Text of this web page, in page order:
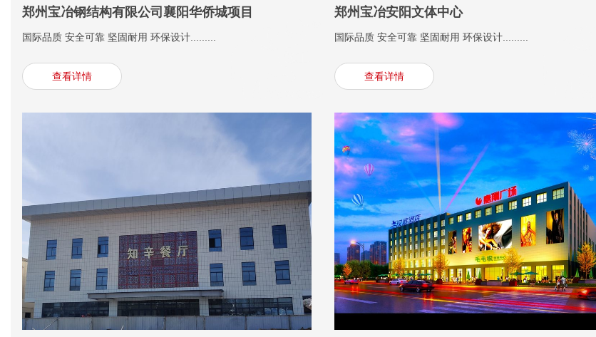
郑州宝冶钢结构有限公司襄阳华侨城项目
国际品质 安全可靠 坚固耐用 环保设计.........
查看详情
郑州宝冶安阳文体中心
国际品质 安全可靠 坚固耐用 环保设计.........
查看详情